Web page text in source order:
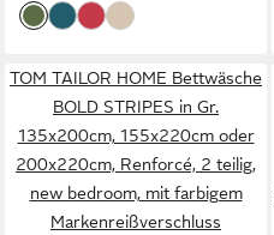
TOM TAILOR HOME Bettwäsche
BOLD STRIPES in Gr.
135x200cm, 155x220cm oder
200x220cm, Renforcé, 2 teilig,
new bedroom, mit farbigem
Markenreißverschluss